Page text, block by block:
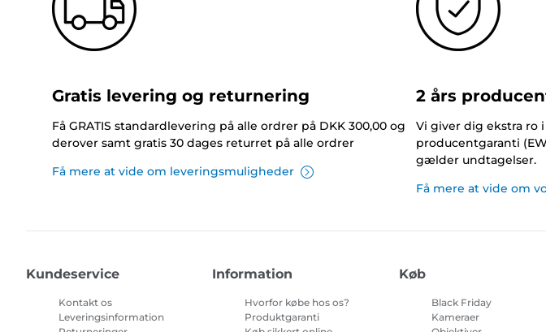
Gratis levering og returnering
Få GRATIS standardlevering på alle ordrer på DKK 300,00 og
derover samt gratis 30 dages returret på alle ordrer
Få mere at vide om leveringsmuligheder
2 års
Vi giver dig ekstra ro
producentgaranti
gælder undtagelser.
Få mere at vide om
Kundeservice
Kontakt os
Leveringsinformation
Information
Hvorfor købe hos os?
Produktgaranti
Køb
Black Friday
Kameraer